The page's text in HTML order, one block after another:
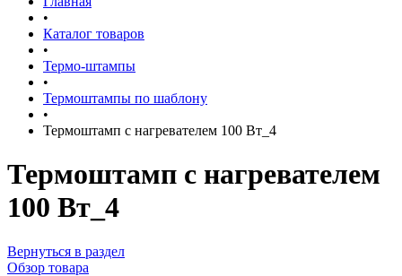
•
Каталог товаров
•
Термо-штампы
•
Термоштампы по шаблону
•
Термоштамп с нагревателем 100 Вт_4
Термоштамп с нагревателем
100 Вт_4
Вернуться в раздел
Обзор товара